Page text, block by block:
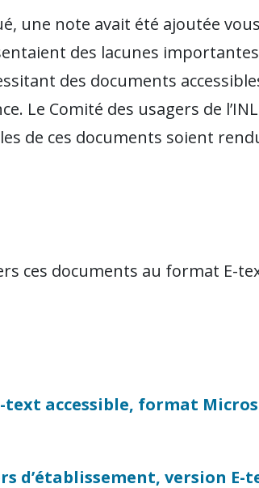
une note avait été ajoutée
des lacunes
des documents
Le Comité des usagers de
de ces documents soient
ces documents au format E-
text accessible, format
d’établissement, version E-